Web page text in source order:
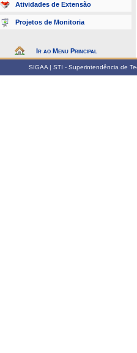
Atividades de Extensão
Projetos de Monitoria
Ir ao Menu Principal
SIGAA | STI - Superintendência de